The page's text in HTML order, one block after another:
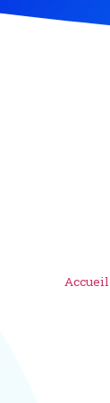
Accueil